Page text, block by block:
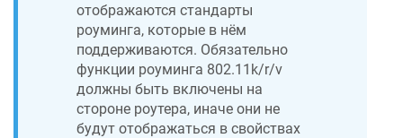
отображаются стандарты
роуминга, которые в нём
поддерживаются. Обязательно
функции роуминга 802.11k/r/v
должны быть включены на
стороне роутера, иначе они не
будут отображаться в свойствах